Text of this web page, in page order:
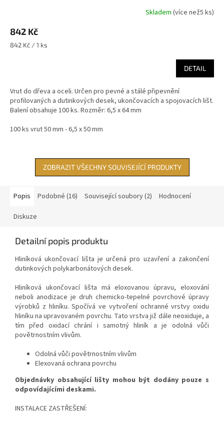
Skladem (více než5 ks)
842 Kč
Měrná
842 Kč / 1 ks
DETAIL
Vrut do dřeva a oceli. Určen pro pevné a stálé připevnění
profilovaných a dutinkových desek, ukončovacích a spojovacích lišt.
Balení obsahuje 100 ks. Rozměr: 6,5 x 64 mm
100 ks vrut 50 mm - 6,5 x 50 mm
ZOBRAZIT VŠECHNY SOUVISEJÍCÍ PRODUKTY
Popis Podobné (16) Související soubory (2) Hodnocení
Diskuze
Detailní popis produktu
Hliníková ukončovací lišta je určená pro uzavření a zakončení
dutinkových polykarbonátových desek.
Hliníková ukončovací lišta má eloxovanou úpravu, eloxování
neboli anodizace je druh chemicko-tepelné povrchové úpravy
výrobků z hliníku. Spočívá ve vytvoření ochranné vrstvy oxidu
hliníku na upravovaném povrchu. Tato vrstva již dále neoxiduje, a
tím před oxidací chrání i samotný hliník a je odolná vůči
povětrnostním vlivům.
Odolná vůči povětrnostním vlivům
Elexovaná ochrana povrchu
Objednávky obsahující lišty mohou být dodány pouze s
odpovídajícími deskami.
INSTALACE ZASTŘEŠENÍ: